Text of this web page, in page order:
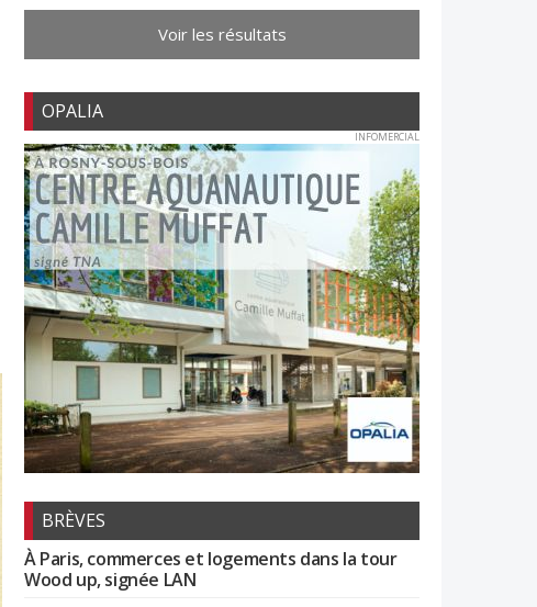
Voir les résultats
OPALIA
INFOMERCIAL
BRÈVES
À Paris, commerces et logements dans la tour
Wood up, signée LAN